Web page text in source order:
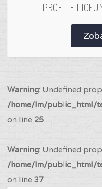
PROFILE
Warning: Undefined
/home/lm/public_html/
on line 25
Warning: Undefined
/home/lm/public_html/
on line 37